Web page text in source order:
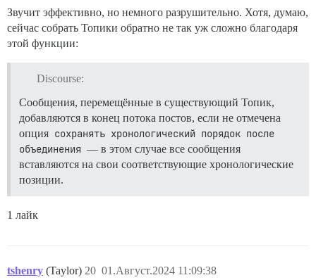
Звучит эффективно, но немного разрушительно. Хотя, думаю,
сейчас собрать Топики обратно не так уж сложно благодаря
этой функции:
Discourse:
Сообщения, перемещённые в существующий Топик,
добавляются в конец потока постов, если не отмечена
опция сохранять хронологический порядок после
объединения — в этом случае все сообщения
вставляются на свои соответствующие хронологические
позиции.
1 лайк
tshenry (Taylor) 01.Август.2024 11:09:38
20